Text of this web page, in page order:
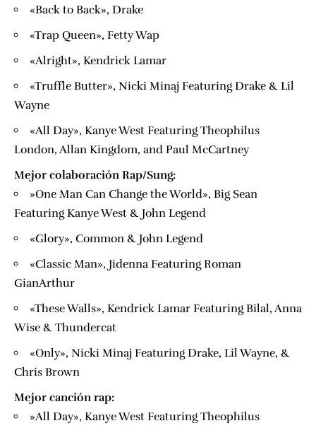
«Back to Back», Drake
«Trap Queen», Fetty Wap
«Alright», Kendrick Lamar
«Truffle Butter», Nicki Minaj Featuring Drake & Lil
Wayne
«All Day», Kanye West Featuring Theophilus
London, Allan Kingdom, and Paul McCartney
Mejor colaboración Rap/Sung:
​»One Man Can Change the World», Big Sean
Featuring Kanye West & John Legend
«Glory», Common & John Legend
«Classic Man», Jidenna Featuring Roman
GianArthur
«These Walls», Kendrick Lamar Featuring Bilal, Anna
Wise & Thundercat
«Only», Nicki Minaj Featuring Drake, Lil Wayne, &
Chris Brown
Mejor canción rap:
​»All Day», Kanye West Featuring Theophilus